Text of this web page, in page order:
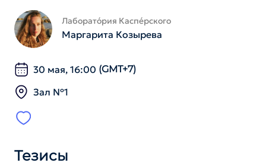
Лаборато́рия Каспе́рского
Маргарита Козырева
30 мая, 16:00 (GMT+7)
Зал №1
Тезисы